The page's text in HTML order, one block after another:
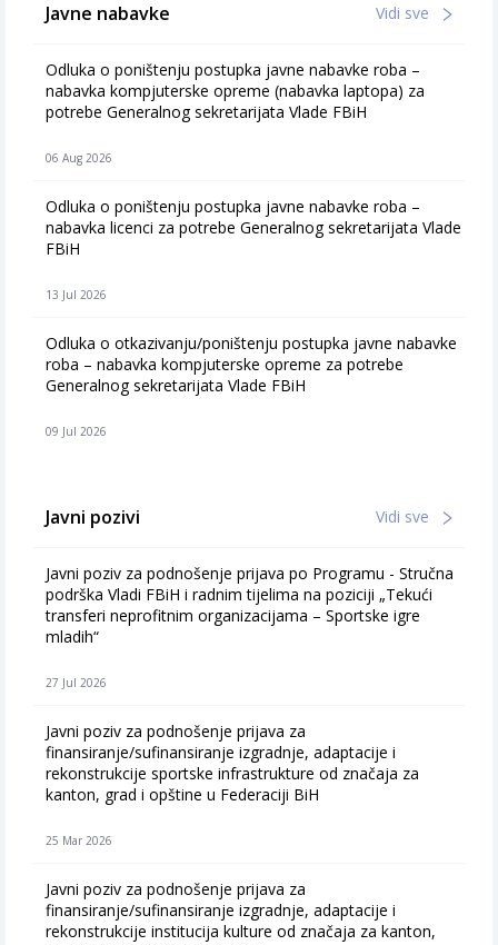
Javne nabavke Vidi sve
Odluka o poništenju postupka javne nabavke roba –
nabavka kompjuterske opreme (nabavka laptopa) za
potrebe Generalnog sekretarijata Vlade FBiH
06 Aug 2026
Odluka o poništenju postupka javne nabavke roba –
nabavka licenci za potrebe Generalnog sekretarijata Vlade
FBiH
13 Jul 2026
Odluka o otkazivanju/poništenju postupka javne nabavke
roba – nabavka kompjuterske opreme za potrebe
Generalnog sekretarijata Vlade FBiH
09 Jul 2026
Javni pozivi Vidi sve
Javni poziv za podnošenje prijava po Programu - Stručna
podrška Vladi FBiH i radnim tijelima na poziciji „Tekući
transferi neprofitnim organizacijama – Sportske igre
mladih“
27 Jul 2026
Javni poziv za podnošenje prijava za
finansiranje/sufinansiranje izgradnje, adaptacije i
rekonstrukcije sportske infrastrukture od značaja za
kanton, grad i opštine u Federaciji BiH
25 Mar 2026
Javni poziv za podnošenje prijava za
finansiranje/sufinansiranje izgradnje, adaptacije i
rekonstrukcije institucija kulture od značaja za kanton,